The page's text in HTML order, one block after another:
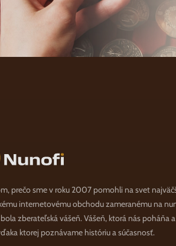
prečo sme v roku 2007 pomohli na svet
internetovému obchodu zameranému na
zberateľská vášeň. Vášeň, ktorá nás poháňa
ktorej poznávame históriu a súčasnosť.